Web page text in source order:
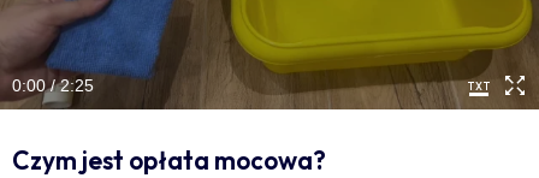
0:00 / 2:25
Czym jest opłata mocowa?